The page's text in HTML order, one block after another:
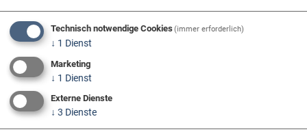
Technisch notwendige Cookies(immer erforderlich)
↓ 1 Dienst
Marketing
↓ 1 Dienst
Externe Dienste
↓ 3 Dienste